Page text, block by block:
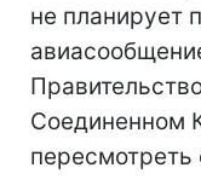
не планирует
Соединенном